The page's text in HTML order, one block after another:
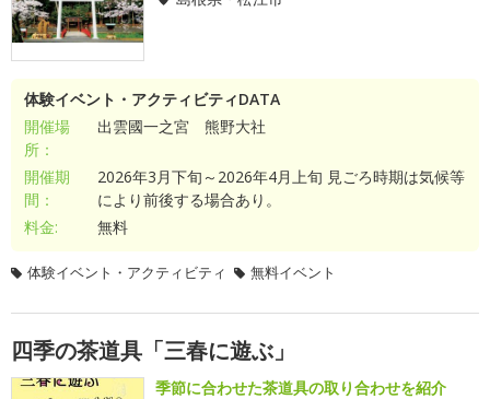
体験イベント・アクティビティDATA
開催場
所：
出雲國一之宮 熊野大社
開催期
間：
2026年3月下旬～2026年4月上旬 見ごろ時期は気候等
により前後する場合あり。
料金:
無料
体験イベント・アクティビティ 無料イベント
四季の茶道具「三春に遊ぶ」
季節に合わせた茶道具の取り合わせを紹介